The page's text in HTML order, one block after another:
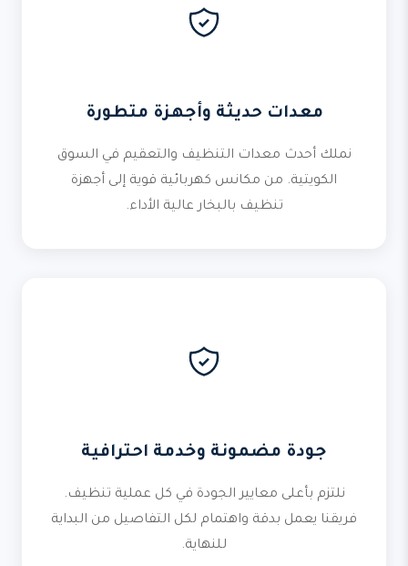
معدات حديثة وأجهزة متطورة
نملك أحدث معدات التنظيف والتعقيم في السوق
الكويتية. من مكانس كهربائية قوية إلى أجهزة
تنظيف بالبخار عالية الأداء.
جودة مضمونة وخدمة احترافية
نلتزم بأعلى معايير الجودة في كل عملية تنظيف.
فريقنا يعمل بدقة واهتمام لكل التفاصيل من البداية
للنهاية.